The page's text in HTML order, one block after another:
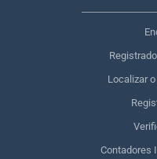
Localizar
Contadores